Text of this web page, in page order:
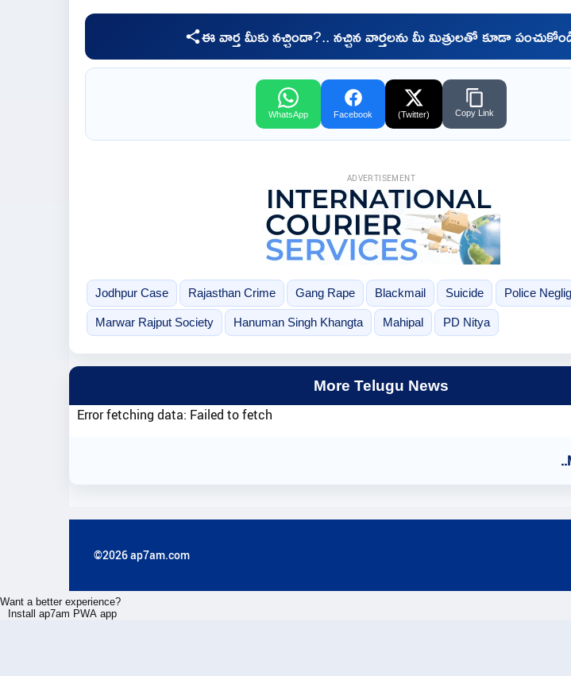
ఈ వార్త మీకు నచ్చిందా?.. నచ్చిన వార్తలను మీ మిత్రులతో కూడా
WhatsApp Facebook (Twitter) Copy Link
ADVERTISEMENT
Jodhpur Case Rajasthan Crime Gang Rape Blackmail Suicide Police
Marwar Rajput Society Hanuman Singh Khangta Mahipal PD Nitya
More Telugu News
Error fetching data: Failed to fetch
©2026 ap7am.com
Want a better experience?
Install ap7am PWA app